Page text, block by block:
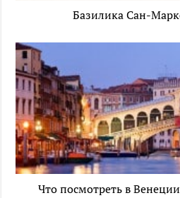
Базилика Сан-
Что посмотреть в